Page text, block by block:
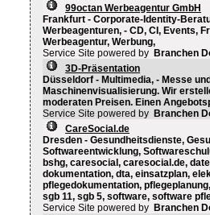
99octan Werbeagentur GmbH
Frankfurt - Corporate-Identity-
Werbeagenturen, - CD, CI, Events,
Werbeagentur, Werbung,
Service Site powered by Branchen
3D-Präsentation
Düsseldorf - Multimedia, - Messe
Maschinenvisualisierung. Wir
moderaten Preisen. Einen
Service Site powered by Branchen
CareSocial.de
Dresden - Gesundheitsdienste,
Softwareentwicklung,
bshg, caresocial, caresocial.de,
dokumentation, dta, einsatzplan,
pflegedokumentation,
sgb 11, sgb 5, software, software
Service Site powered by Branchen